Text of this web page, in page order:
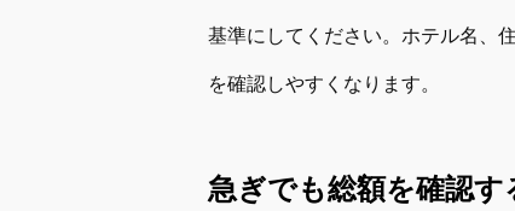
基準にしてください。ホテル名、
を確認しやすくなります。
急ぎでも総額を確認す